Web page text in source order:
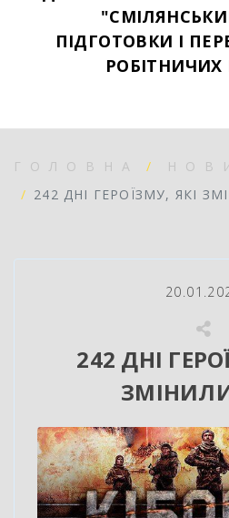
ПІДГОТОВКИ І
РОБІТНИЧИХ
ГОЛОВНА
242 ДНІ ГЕРОЇЗМУ, ЯКІ
242 ДНІ